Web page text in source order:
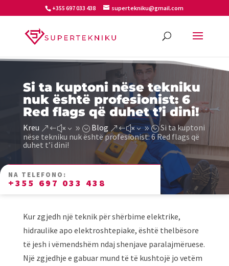
+355 697 033 438 supertekniku@gmail.com
Si ta kuptoni nëse tekniku
nuk është profesionist: 6
Red flags që duhet t’i dini!
Kreu &#x39; Blog &#x39; Si ta kuptoni
nëse tekniku nuk është profesionist: 6 Red flags që
duhet t’i dini!
NA TELEFONO:
+355 697 033 438
Kur zgjedh një teknik për shërbime elektrike,
hidraulike apo elektroshtepiake, është thelbësore
të jesh i vëmendshëm ndaj shenjave paralajmëruese.
Një zgjedhje e gabuar mund të të kushtojë jo vetëm